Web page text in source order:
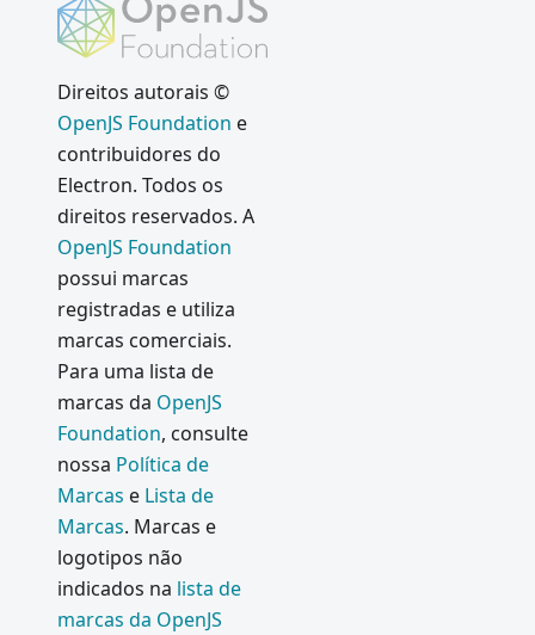
Direitos autorais ©
OpenJS Foundation e
contribuidores do
Electron. Todos os
direitos reservados. A
OpenJS Foundation
possui marcas
registradas e utiliza
marcas comerciais.
Para uma lista de
marcas da OpenJS
Foundation, consulte
nossa Política de
Marcas e Lista de
Marcas. Marcas e
logotipos não
indicados na lista de
marcas da OpenJS